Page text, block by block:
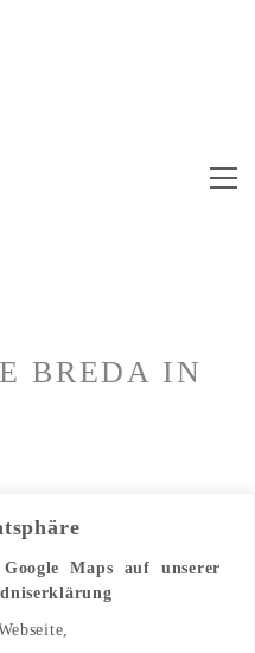
Maps auf unserer
BREDA IN